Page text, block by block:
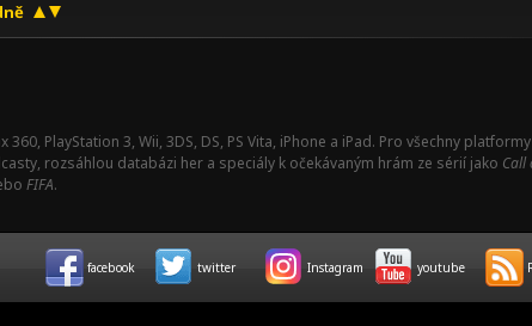
360, PlayStation 3, Wii, 3DS, DS, PS Vita, iPhone a iPad. Pro všechny
rozsáhlou databázi her a speciály k očekávaným hrám ze sérií jako Call
FIFA.
facebook twitter Instagram youtube